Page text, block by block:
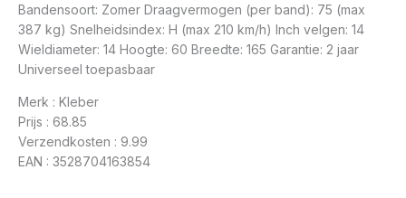
Bandensoort: Zomer Draagvermogen (per band): 75 (max
387 kg) Snelheidsindex: H (max 210 km/h) Inch velgen: 14
Wieldiameter: 14 Hoogte: 60 Breedte: 165 Garantie: 2 jaar
Universeel toepasbaar
Merk : Kleber
Prijs : 68.85
Verzendkosten : 9.99
EAN : 3528704163854